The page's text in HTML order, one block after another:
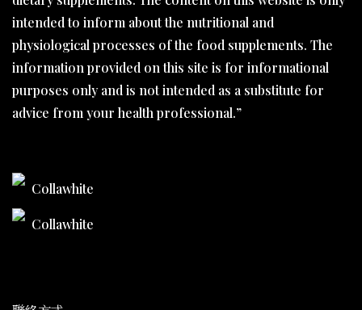
intended to inform about the nutritional and
physiological processes of the food supplements. The
information provided on this site is for informational
purposes only and is not intended as a substitute for
advice from your health professional.”
Collawhite
Collawhite